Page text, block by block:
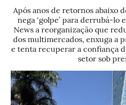
Após anos de retornos abaixo
nega ‘golpe’ para derrubá-lo
News a reorganização que
dos multimercados, enxuga a
e tenta recuperar a confiança
setor sob